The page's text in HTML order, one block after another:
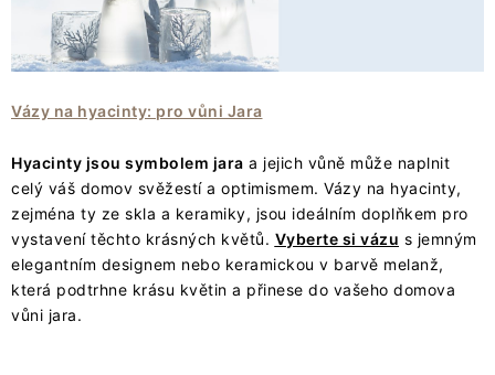
Vázy na hyacinty: pro vůni Jara
Hyacinty jsou symbolem jara a jejich vůně může naplnit
celý váš domov svěžestí a optimismem. Vázy na hyacinty,
zejména ty ze skla a keramiky, jsou ideálním doplňkem pro
vystavení těchto krásných květů. Vyberte si vázu s jemným
elegantním designem nebo keramickou v barvě melanž,
která podtrhne krásu květin a přinese do vašeho domova
vůni jara.